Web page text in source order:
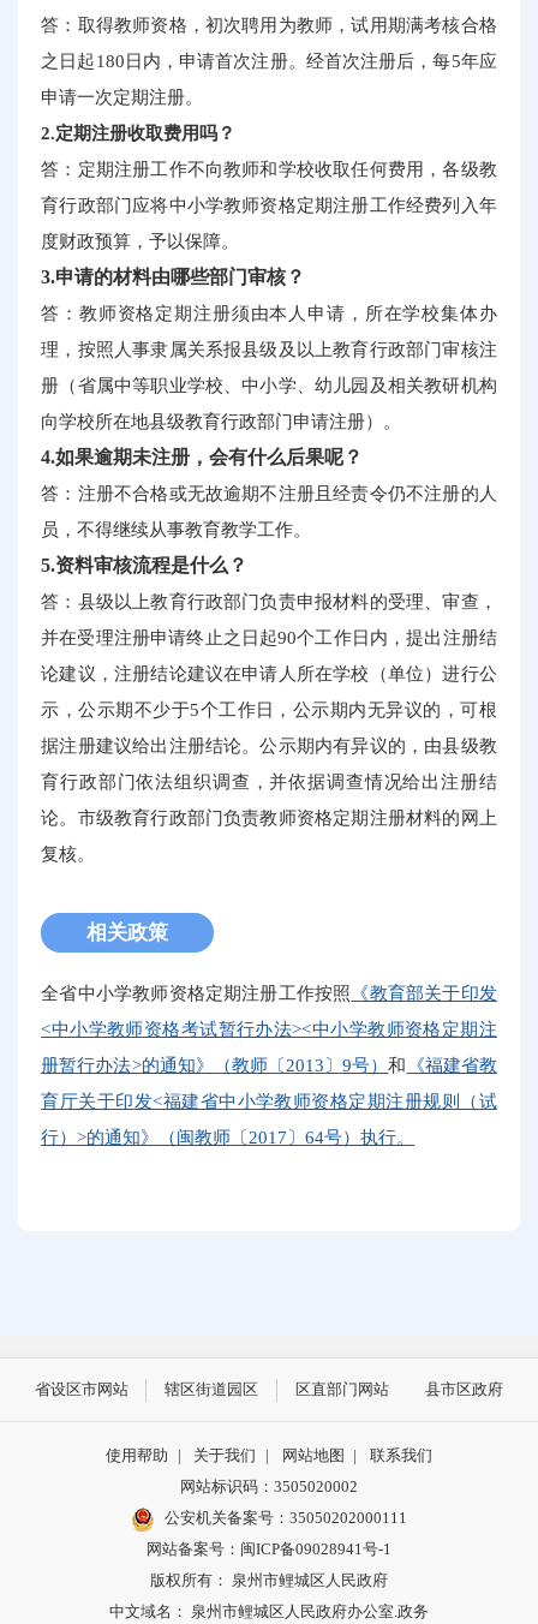
答：取得教师资格，初次聘用为教师，试用期满考核合格
之日起180日内，申请首次注册。经首次注册后，每5年应
申请一次定期注册。
2.定期注册收取费用吗？
答：定期注册工作不向教师和学校收取任何费用，各级教
育行政部门应将中小学教师资格定期注册工作经费列入年
度财政预算，予以保障。
3.申请的材料由哪些部门审核？
答：教师资格定期注册须由本人申请，所在学校集体办
理，按照人事隶属关系报县级及以上教育行政部门审核注
册（省属中等职业学校、中小学、幼儿园及相关教研机构
向学校所在地县级教育行政部门申请注册）。
4.如果逾期未注册，会有什么后果呢？
答：注册不合格或无故逾期不注册且经责令仍不注册的人
员，不得继续从事教育教学工作。
5.资料审核流程是什么？
答：县级以上教育行政部门负责申报材料的受理、审查，
并在受理注册申请终止之日起90个工作日内，提出注册结
论建议，注册结论建议在申请人所在学校（单位）进行公
示，公示期不少于5个工作日，公示期内无异议的，可根
据注册建议给出注册结论。公示期内有异议的，由县级教
育行政部门依法组织调查，并依据调查情况给出注册结
论。市级教育行政部门负责教师资格定期注册材料的网上
复核。
相关政策
全省中小学教师资格定期注册工作按照 《教育部关于印发
<中小学教师资格考试暂行办法><中小学教师资格定期注
册暂行办法>的通知》（教师〔2013〕9号）和 《福建省教
育厅关于印发<福建省中小学教师资格定期注册规则（试
行）>的通知》（闽教师〔2017〕64号）执行。
省设区市网站 辖区街道园区 区直部门网站 县市区政府
使用帮助 | 关于我们 | 网站地图 |
联系我们
网站标识码：3505020002
公安机关备案号：35050202000111
网站备案号：闽ICP备09028941号-1
版权所有： 泉州市鲤城区人民政府
中文域名： 泉州市鲤城区人民政府办公室.政务